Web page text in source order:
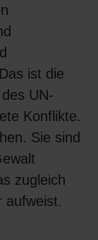
ist die
UN-
Konflikte.
Sie sind
zugleich
aufweist.